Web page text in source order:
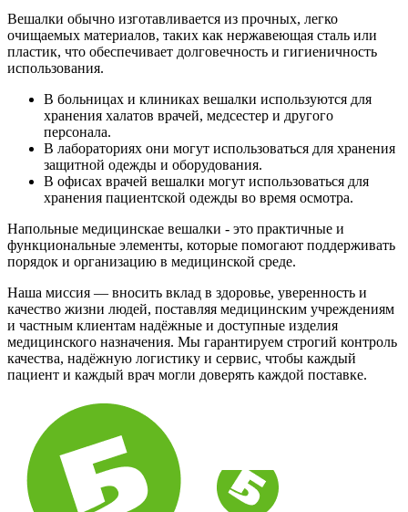
Вешалки обычно изготавливается из прочных, легко
очищаемых материалов, таких как нержавеющая сталь или
пластик, что обеспечивает долговечность и гигиеничность
использования.
В больницах и клиниках вешалки используются для
хранения халатов врачей, медсестер и другого
персонала.
В лабораториях они могут использоваться для хранения
защитной одежды и оборудования.
В офисах врачей вешалки могут использоваться для
хранения пациентской одежды во время осмотра.
Напольные медицинскае вешалки - это практичные и
функциональные элементы, которые помогают поддерживать
порядок и организацию в медицинской среде.
Наша миссия — вносить вклад в здоровье, уверенность и
качество жизни людей, поставляя медицинским учреждениям
и частным клиентам надёжные и доступные изделия
медицинского назначения. Мы гарантируем строгий контроль
качества, надёжную логистику и сервис, чтобы каждый
пациент и каждый врач могли доверять каждой поставке.